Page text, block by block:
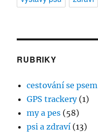
RUBRIKY
cestování se psem
GPS trackery(1)
my a pes (58)
psi a zdraví (13)